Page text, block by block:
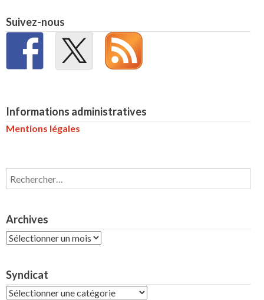
Suivez-nous
Informations administratives
Mentions légales
Rechercher :
Archives
Archives
Syndicat
Syndicat